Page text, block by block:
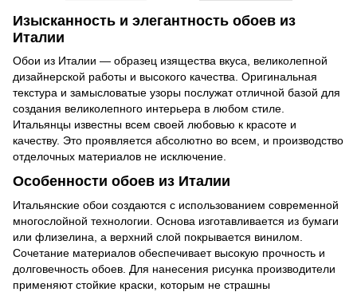
Изысканность и элегантность обоев из
Италии
Обои из Италии — образец изящества вкуса, великолепной
дизайнерской работы и высокого качества. Оригинальная
текстура и замысловатые узоры послужат отличной базой для
создания великолепного интерьера в любом стиле.
Итальянцы известны всем своей любовью к красоте и
качеству. Это проявляется абсолютно во всем, и производство
отделочных материалов не исключение.
Особенности обоев из Италии
Итальянские обои создаются с использованием современной
многослойной технологии. Основа изготавливается из бумаги
или флизелина, а верхний слой покрывается винилом.
Сочетание материалов обеспечивает высокую прочность и
долговечность обоев. Для нанесения рисунка производители
применяют стойкие краски, которым не страшны